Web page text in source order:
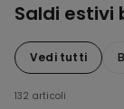
Saldi estivi
Vedi tutti
132 articoli